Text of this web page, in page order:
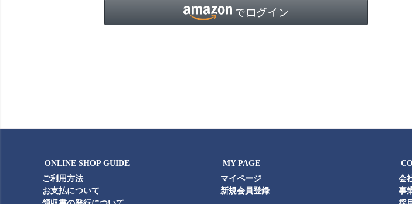
ONLINE SHOP GUIDE
ご利用方法
お支払について
MY PAGE
マイページ
新規会員登録
会
事